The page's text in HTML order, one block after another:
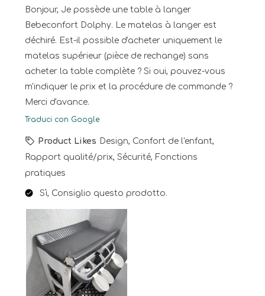
Bonjour, Je possède une table à langer
Bebeconfort Dolphy. Le matelas à langer est
déchiré. Est-il possible d'acheter uniquement le
matelas supérieur (pièce de rechange) sans
acheter la table complète ? Si oui, pouvez-vous
m'indiquer le prix et la procédure de commande ?
Merci d'avance.
Traduci con Google
Product Likes Design, Confort de l'enfant,
Rapport qualité/prix, Sécurité, Fonctions
pratiques
Sì, Consiglio questo prodotto.